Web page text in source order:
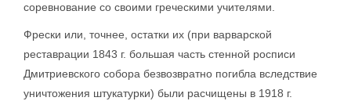
соревнование со своими греческими учителями.
Фрески или, точнее, остатки их (при варварской
реставрации 1843 г. большая часть стенной росписи
Дмитриевского собора безвозвратно погибла вследствие
уничтожения штукатурки) были расчищены в 1918 г.